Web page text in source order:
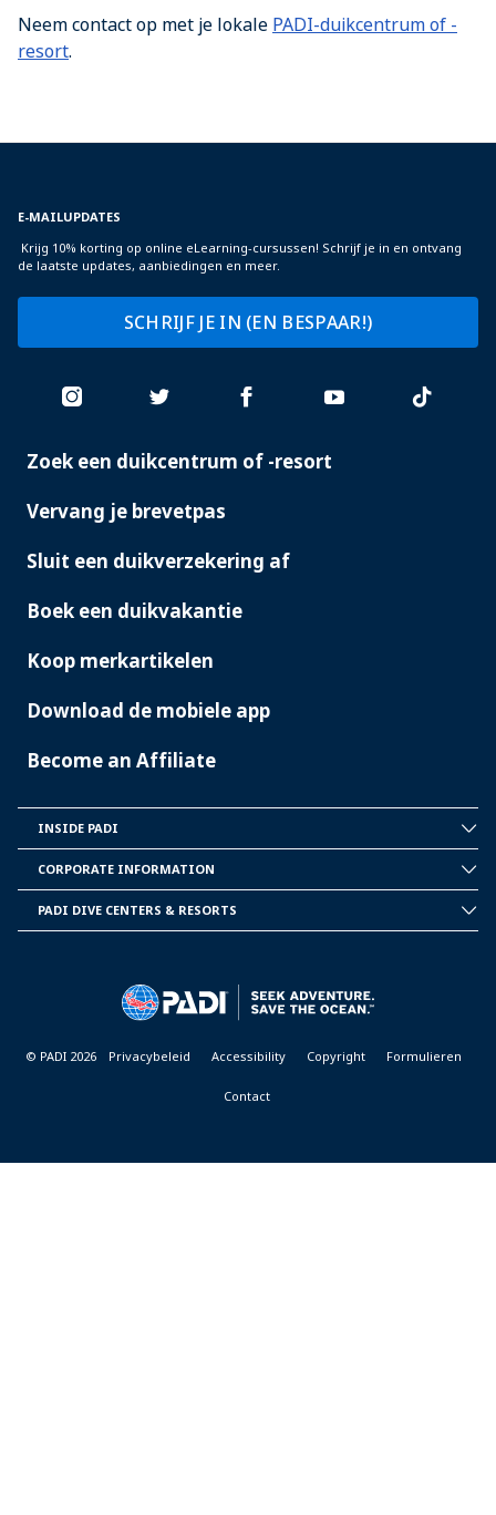
Neem contact op met je lokale PADI-duikcentrum of -
resort.
E-MAILUPDATES
Krijg 10% korting op online eLearning-cursussen! Schrijf je in en ontvang
de laatste updates, aanbiedingen en meer.
SCHRIJF JE IN (EN BESPAAR!)
PADI
Zoek een duikcentrum of -resort
Vervang je brevetpas
Sluit een duikverzekering af
Boek een duikvakantie
Koop merkartikelen
Download de mobiele app
Become an Affiliate
PADI
INSIDE PADI
INFORMATION
CORPORATE INFORMATION
PADI DIVE CENTERS & RESORTS
© PADI 2026 Privacybeleid Accessibility Copyright Formulieren
Contact